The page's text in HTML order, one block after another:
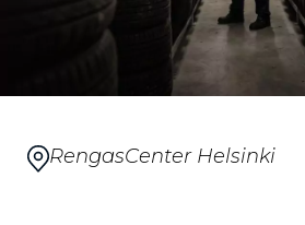
RengasCenter Helsinki